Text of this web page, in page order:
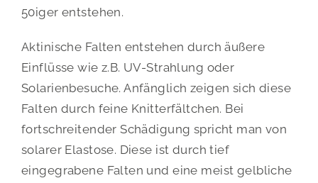
50iger entstehen.
Aktinische Falten entstehen durch äußere
Einflüsse wie z.B. UV-Strahlung oder
Solarienbesuche. Anfänglich zeigen sich diese
Falten durch feine Knitterfältchen. Bei
fortschreitender Schädigung spricht man von
solarer Elastose. Diese ist durch tief
eingegrabene Falten und eine meist gelbliche